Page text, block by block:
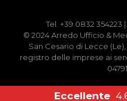
Tel. +39 0832 354223 |
© 2024 Arredo Ufficio &
San Cesario di Lecce
registro delle imprese ai
Eccellente